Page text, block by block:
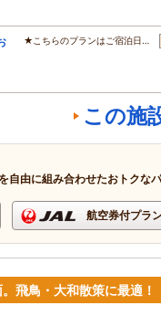
★こちらのプランはご宿泊日…
この施
自由に組み合わせたおトクな
航空券付プラ
飛鳥・大和散策に最適！